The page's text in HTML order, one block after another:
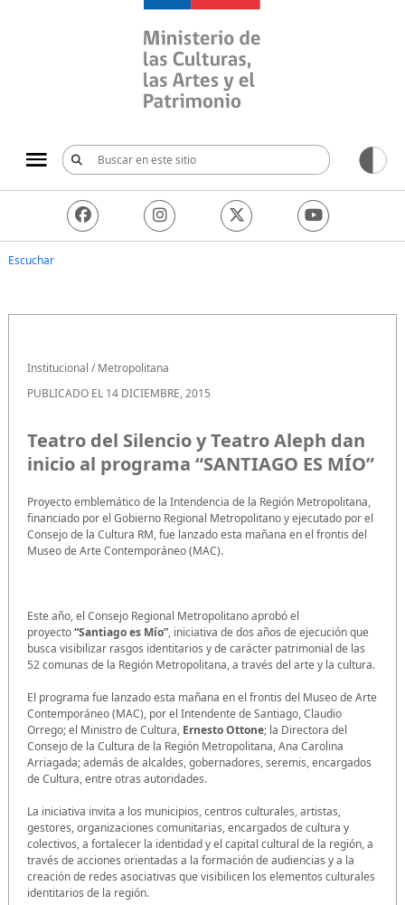
Ministerio de las
Escuchar
Institucional /Metropolitana
PUBLICADO EL 14 DICIEMBRE, 2015
Teatro del Silencio y Teatro Aleph dan
inicio al programa “SANTIAGO ES MÍO”
Proyecto emblemático de la Intendencia de la Región Metropolitana,
financiado por el Gobierno Regional Metropolitano y ejecutado por el
Consejo de la Cultura RM, fue lanzado esta mañana en el frontis del
Museo de Arte Contemporáneo (MAC).
Este año, el Consejo Regional Metropolitano aprobó el
proyecto“Santiago es Mío”, iniciativa de dos años de ejecución que
busca visibilizar rasgos identitarios y de carácter patrimonial de las
52 comunas de la Región Metropolitana, a través del arte y la cultura.
El programa fue lanzado esta mañana en el frontis del Museo de Arte
Contemporáneo (MAC), por el Intendente de Santiago, Claudio
Orrego; el Ministro de Cultura, Ernesto Ottone; la Directora del
Consejo de la Cultura de la Región Metropolitana, Ana Carolina
Arriagada; además de alcaldes, gobernadores, seremis, encargados
de Cultura, entre otras autoridades.
La iniciativa invita a los municipios, centros culturales, artistas,
gestores, organizaciones comunitarias, encargados de cultura y
colectivos, a fortalecer la identidad y el capital cultural de la región, a
través de acciones orientadas a la formación de audiencias y a la
creación de redes asociativas que visibilicen los elementos culturales
identitarios de la región.